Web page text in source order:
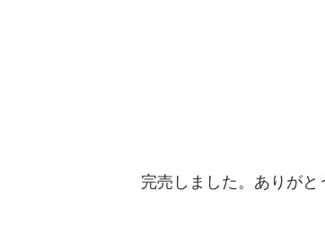
完売しました。ありがと